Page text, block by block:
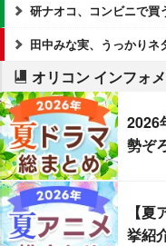
研ナオコ、コンビニで買
田中みな実、うっかりネ
オリコン インフォ
2026
勢ぞ
【
挙紹